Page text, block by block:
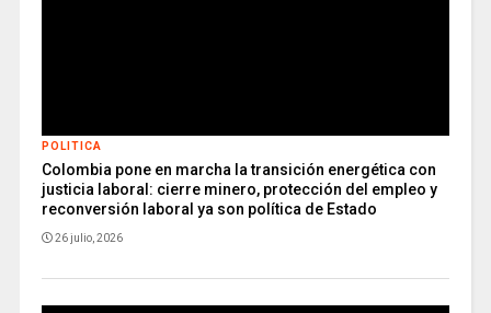
POLITICA
Colombia pone en marcha la transición energética con
justicia laboral: cierre minero, protección del empleo y
reconversión laboral ya son política de Estado
26 julio, 2026